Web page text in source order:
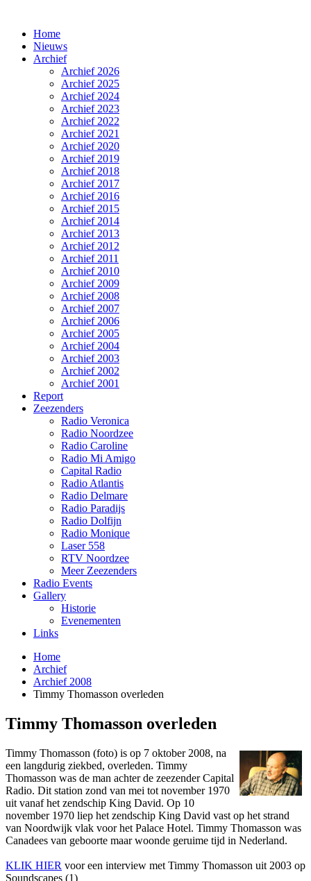
Home
Nieuws
Archief
Archief 2026
Archief 2025
Archief 2024
Archief 2023
Archief 2022
Archief 2021
Archief 2020
Archief 2019
Archief 2018
Archief 2017
Archief 2016
Archief 2015
Archief 2014
Archief 2013
Archief 2012
Archief 2011
Archief 2010
Archief 2009
Archief 2008
Archief 2007
Archief 2006
Archief 2005
Archief 2004
Archief 2003
Archief 2002
Archief 2001
Report
Zeezenders
Radio Veronica
Radio Noordzee
Radio Caroline
Radio Mi Amigo
Capital Radio
Radio Atlantis
Radio Delmare
Radio Paradijs
Radio Dolfijn
Radio Monique
Laser 558
RTV Noordzee
Meer Zeezenders
Radio Events
Gallery
Historie
Evenementen
Links
Home
Archief
Archief 2008
Timmy Thomasson overleden
Timmy Thomasson overleden
Timmy Thomasson (foto) is op 7 oktober 2008, na
een langdurig ziekbed, overleden. Timmy
Thomasson was de man achter de zeezender Capital
Radio. Dit station zond van mei tot november 1970
uit vanaf het zendschip King David. Op 10
november 1970 liep het zendschip King David vast op het strand
van Noordwijk vlak voor het Palace Hotel. Timmy Thomasson was
Canadees van geboorte maar woonde geruime tijd in Nederland.
KLIK HIER voor een interview met Timmy Thomasson uit 2003 op
Soundscapes (1)